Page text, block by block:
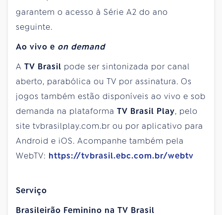
garantem o acesso à Série A2 do ano
seguinte.
Ao vivo e on demand
A TV Brasil pode ser sintonizada por canal
aberto, parabólica ou TV por assinatura. Os
jogos também estão disponíveis ao vivo e sob
demanda na plataforma TV Brasil Play, pelo
site tvbrasilplay.com.br ou por aplicativo para
Android e iOS. Acompanhe também pela
WebTV: https://tvbrasil.ebc.com.br/webtv
Serviço
Brasileirão Feminino na TV Brasil